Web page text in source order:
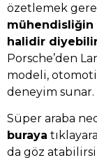
özetlemek
mühendisliğin
halidir
Porsche’den
modeli,
deneyim sunar.
Süper araba
buraya
da göz